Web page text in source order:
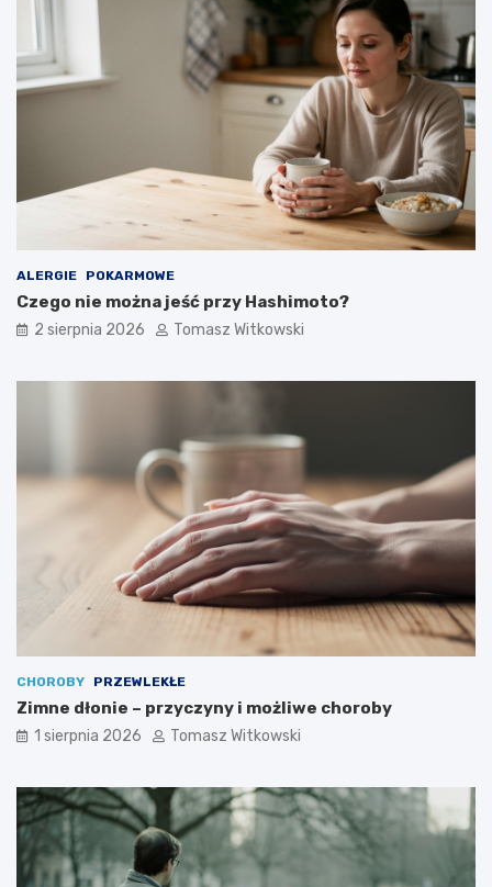
ALERGIE POKARMOWE
Czego nie można jeść przy Hashimoto?
2 sierpnia 2026 Tomasz Witkowski
CHOROBY PRZEWLEKŁE
Zimne dłonie – przyczyny i możliwe choroby
1 sierpnia 2026 Tomasz Witkowski